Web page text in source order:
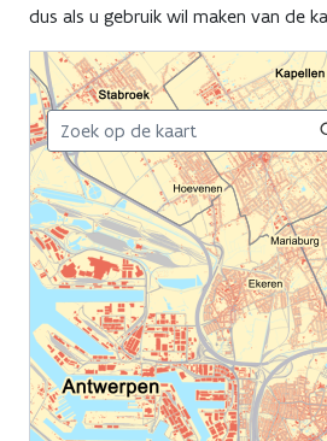
dus als u gebruik wil maken van de